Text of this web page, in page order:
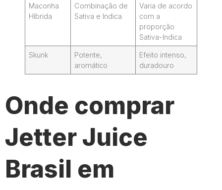
Maconha
Híbrida
Combinação de
Sativa e Indica
Varia de acordo
com a
proporção
Sativa-Indica
Skunk
Potente,
aromático
Efeito intenso,
duradouro
Onde comprar
Jetter Juice
Brasil em